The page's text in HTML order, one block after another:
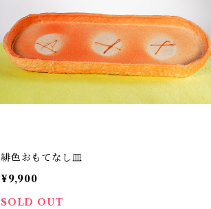
緋色おもてなし皿
¥9,900
SOLD OUT